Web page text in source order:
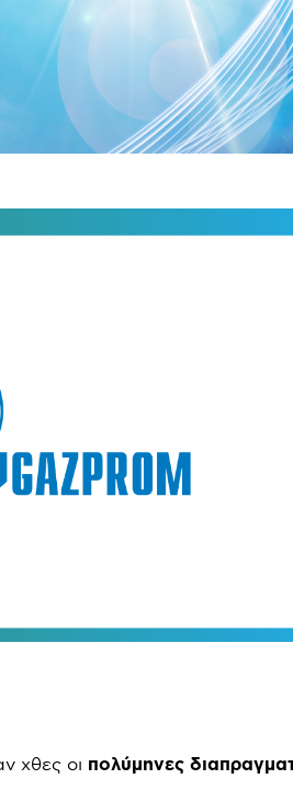
χθες οι πολύμηνες